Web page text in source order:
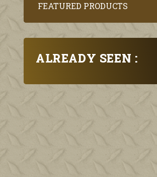
FEATURED PRODUCTS
ALREADY SEEN :